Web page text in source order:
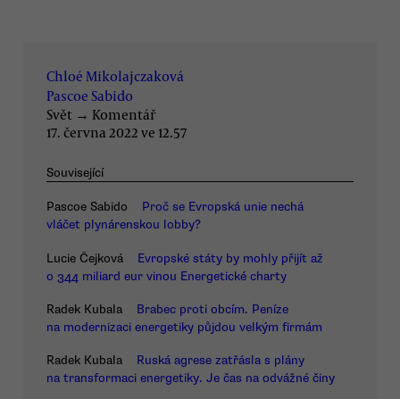
Chloé Mikolajczaková
Pascoe Sabido
Svět → Komentář
17. června 2022 ve 12.57
Související
Pascoe Sabido
Proč se Evropská unie nechá
vláčet plynárenskou lobby?
Lucie Čejková
Evropské státy by mohly přijít až
o 344 miliard eur vinou Energetické charty
Radek Kubala
Brabec proti obcím. Peníze
na modernizaci energetiky půjdou velkým firmám
Radek Kubala
Ruská agrese zatřásla s plány
na transformaci energetiky. Je čas na odvážné činy